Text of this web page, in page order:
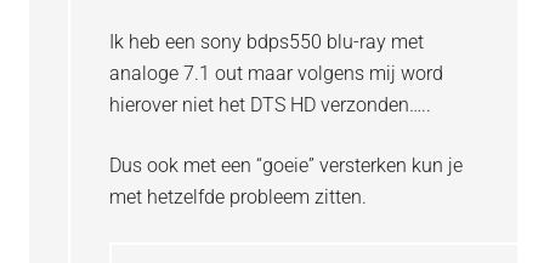
Ik heb een sony bdps550 blu-ray met
analoge 7.1 out maar volgens mij word
hierover niet het DTS HD verzonden…..
Dus ook met een “goeie” versterken kun je
met hetzelfde probleem zitten.